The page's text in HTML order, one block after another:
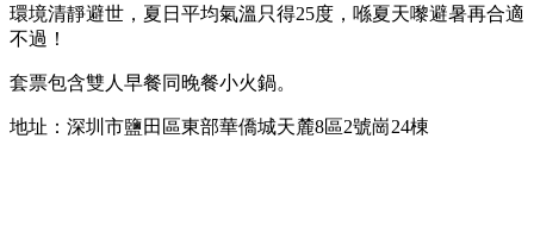
環境清靜避世，夏日平均氣溫只得25度，喺夏天嚟避暑再合適
不過！
套票包含雙人早餐同晚餐小火鍋。
地址：深圳市鹽田區東部華僑城天麓8區2號崗24棟